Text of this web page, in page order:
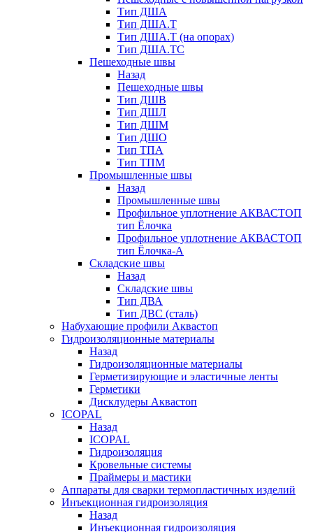
Тип ДША
Тип ДША.Т
Тип ДША.Т (на опорах)
Тип ДША.ТС
Пешеходные швы
Назад
Пешеходные швы
Тип ДШВ
Тип ДШЛ
Тип ДШМ
Тип ДШО
Тип ТПА
Тип ТПМ
Промышленные швы
Назад
Промышленные швы
Профильное уплотнение АКВАСТОП
тип Ёлочка
Профильное уплотнение АКВАСТОП
тип Ёлочка-А
Складские швы
Назад
Складские швы
Тип ДВА
Тип ДВС (сталь)
Набухающие профили Аквастоп
Гидроизоляционные материалы
Назад
Гидроизоляционные материалы
Герметизирующие и эластичные ленты
Герметики
Дисклудеры Аквастоп
ICOPAL
Назад
ICOPAL
Гидроизоляция
Кровельные системы
Праймеры и мастики
Аппараты для сварки термопластичных изделий
Инъекционная гидроизоляция
Назад
Инъекционная гидроизоляция